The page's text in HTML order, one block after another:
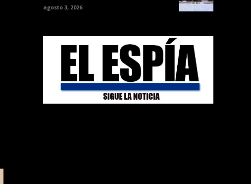
agosto 3, 2026